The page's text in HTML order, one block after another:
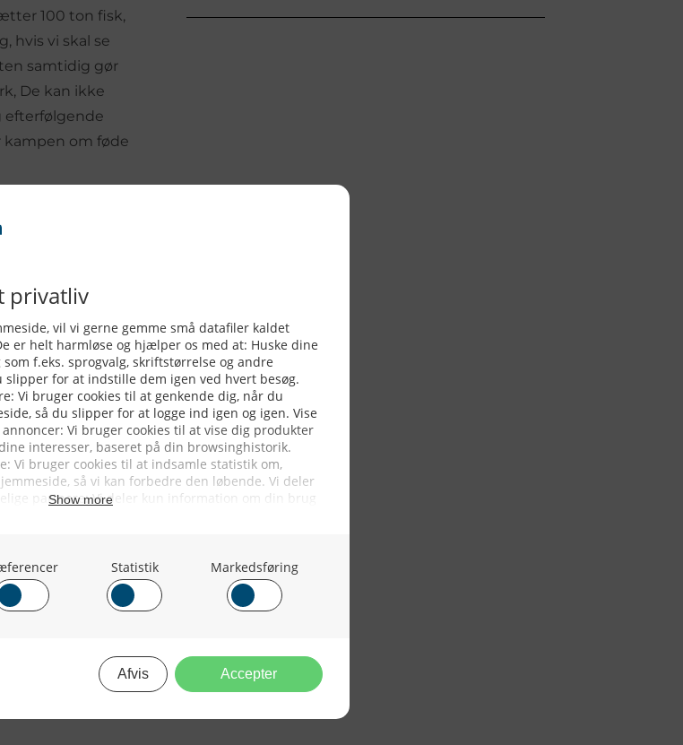
100 ton fisk,
hvis vi skal se
samtidig gør
De kan ikke
efterfølgende
kampen om føde
at risikoen
Djurslands
i
havbruget i
parasit. En
til 25 promille,
kystnært med
uværgeligt give
forhold man
er at sørge for at
Anders Koed